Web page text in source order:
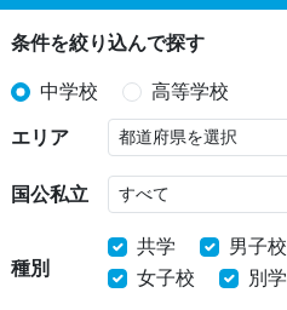
条件を絞り込んで探す
中学校 高等学校
エリア
国公私立
種別
共学
男子校
女子校
別学